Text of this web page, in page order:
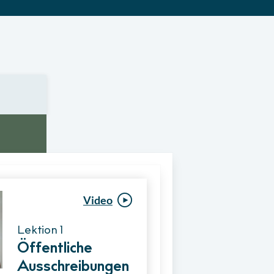
Video
Lektion 1
Öffentliche
AusschreibungenVergabeverfahre